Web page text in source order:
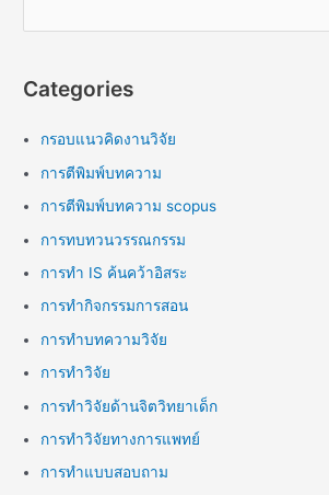
Categories
กรอบแนวคิดงานวิจัย
การตีพิมพ์บทความ
การตีพิมพ์บทความ scopus
การทบทวนวรรณกรรม
การทำ IS ค้นคว้าอิสระ
การทำกิจกรรมการสอน
การทำบทความวิจัย
การทำวิจัย
การทำวิจัยด้านจิตวิทยาเด็ก
การทำวิจัยทางการแพทย์
การทำแบบสอบถาม